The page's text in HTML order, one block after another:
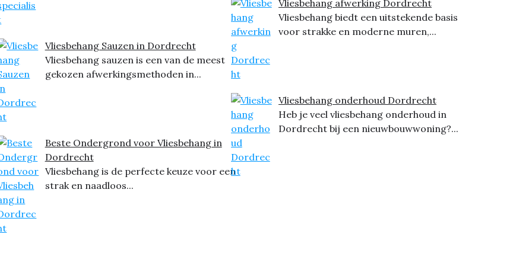
Vliesbehang Sauzen in Dordrecht
Vliesbehang sauzen is een van de meest
gekozen afwerkingsmethoden in...
Beste Ondergrond voor Vliesbehang in
Dordrecht
Vliesbehang is de perfecte keuze voor een
strak en naadloos...
Vliesbehang afwerking Dordrecht
Vliesbehang biedt een uitstekende basis
voor strakke en moderne muren,...
Vliesbehang onderhoud Dordrecht
Heb je veel vliesbehang onderhoud in
Dordrecht bij een nieuwbouwwoning?...